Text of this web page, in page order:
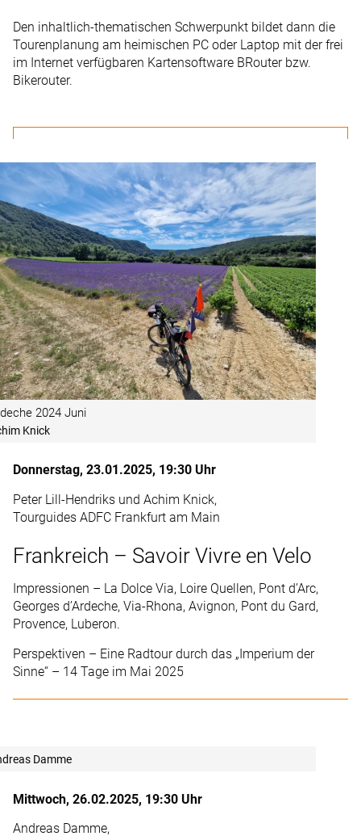
Den inhaltlich-thematischen Schwerpunkt bildet dann die
Tourenplanung am heimischen PC oder Laptop mit der frei
im Internet verfügbaren Kartensoftware BRouter bzw.
Bikerouter.
2024 Juni
Knick
Donnerstag, 23.01.2025, 19:30 Uhr
Peter Lill-Hendriks und Achim Knick,
Tourguides ADFC Frankfurt am Main
Frankreich – Savoir Vivre en Velo
Impressionen – La Dolce Via, Loire Quellen, Pont d’Arc,
Georges d’Ardeche, Via-Rhona, Avignon, Pont du Gard,
Provence, Luberon.
Perspektiven – Eine Radtour durch das „Imperium der
Sinne“ – 14 Tage im Mai 2025
Damme
Mittwoch, 26.02.2025, 19:30 Uhr
Andreas Damme,